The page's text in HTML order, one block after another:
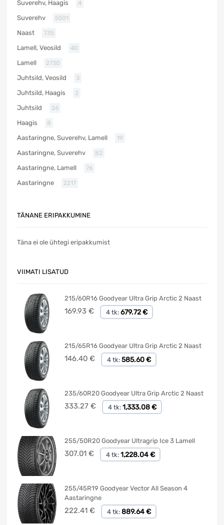
Suverehv, Haagis 4
Suverehv 5501
Naast 735
Lamell, Veosild 40
Lamell 2730
Juhtsild, Veosild 3
Juhtsild, Haagis 2
Juhtsild 26
Haagis 8
Aastaringne, Suverehv, Lamell 19
Aastaringne, Suverehv 82
Aastaringne, Lamell 76
Aastaringne 2217
TÄNANE ERIPAKKUMINE
Täna ei ole ühtegi eripakkumist
VIIMATI LISATUD
215/60R16 Goodyear Ultra Grip Arctic 2 Naast
169.93 € 4 tk: 679.72 €
215/65R16 Goodyear Ultra Grip Arctic 2 Naast
146.40 € 4 tk: 585.60 €
235/60R20 Goodyear Ultra Grip Arctic 2 Naast
333.27 € 4 tk: 1,333.08 €
255/50R20 Goodyear Ultragrip Ice 3 Lamell
307.01 € 4 tk: 1,228.04 €
255/45R19 Goodyear Vector All Season 4
Aastaringne
222.41 € 4 tk: 889.64 €